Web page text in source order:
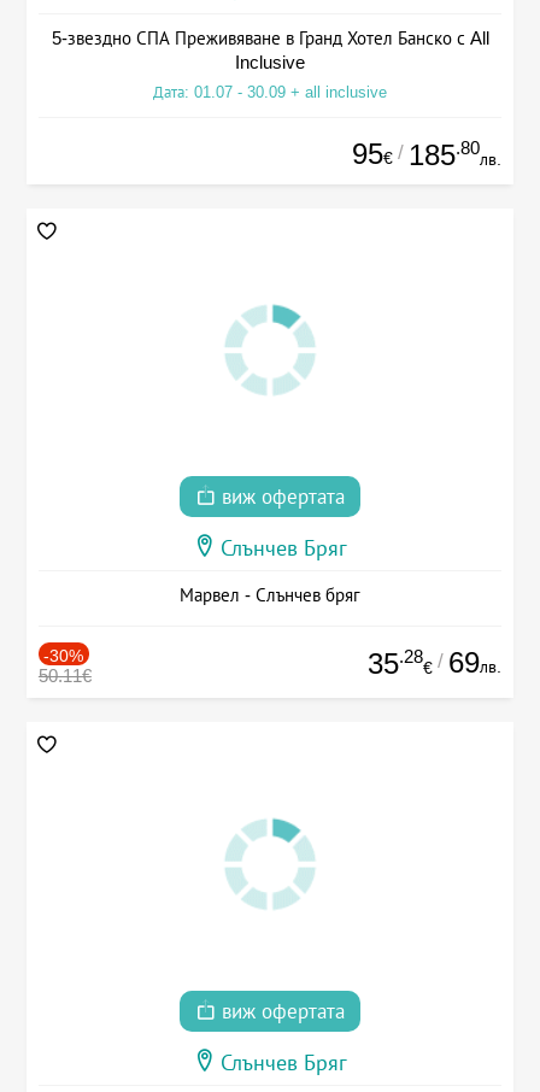
5-звездно СПА Преживяване в Гранд Хотел Банско с All
Inclusive
Дата: 01.07 - 30.09 + all inclusive
95€ / 185.80
лв.
виж офертата
Слънчев Бряг
Марвел - Слънчев бряг
-30%
50.11€ 35.28
€ / 69лв.
виж офертата
Слънчев Бряг